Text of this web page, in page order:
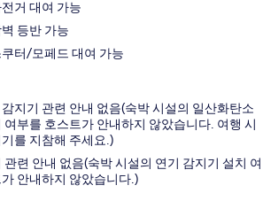
거 대여 가능
등반 가능
터/모페드 대여 가능
지기 관련 안내 없음(숙박 시설의 일산화탄소
여부를 호스트가 안내하지 않았습니다. 여행 시
를 지참해 주세요.)
관련 안내 없음(숙박 시설의 연기 감지기 설치 여
안내하지 않았습니다.)